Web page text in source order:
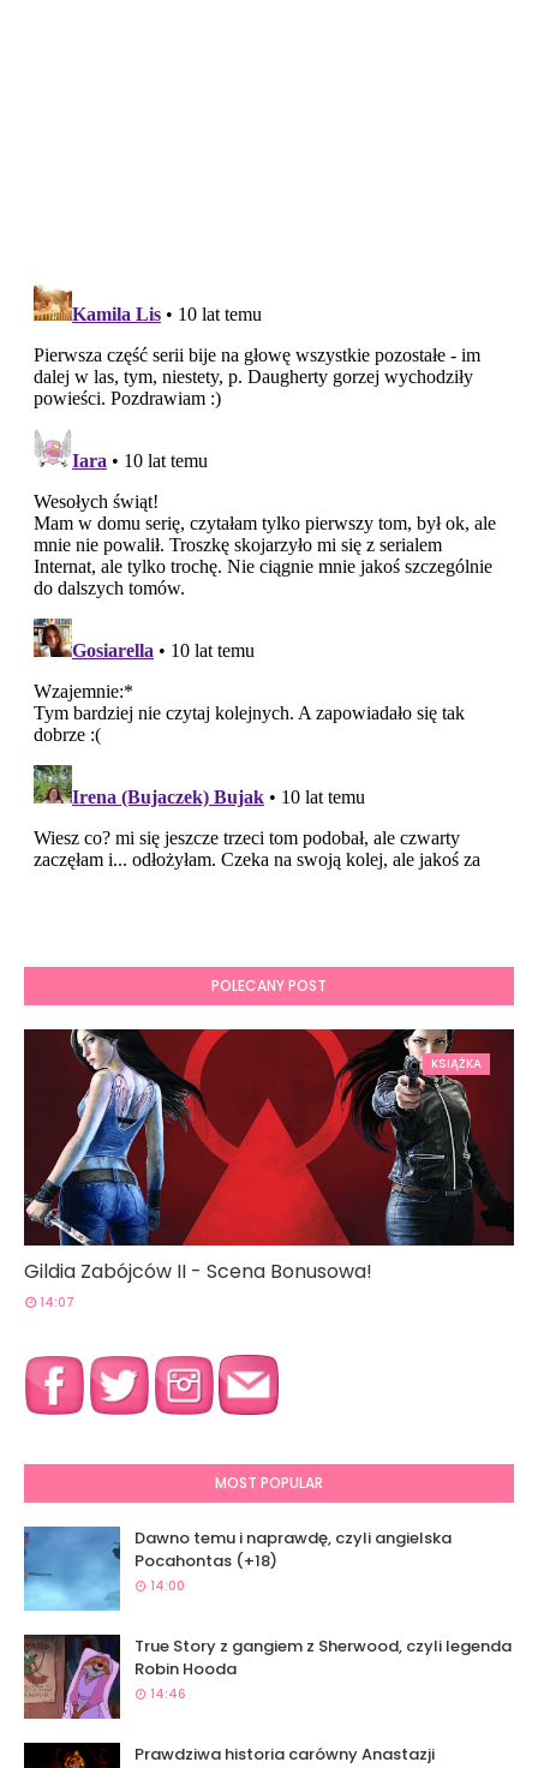
POLECANY POST
KSIĄŻKA
Gildia Zabójców II - Scena Bonusowa!
14:07
MOST POPULAR
Dawno temu i naprawdę, czyli angielska
Pocahontas (+18)
14:00
True Story z gangiem z Sherwood, czyli legenda
Robin Hooda
14:46
Prawdziwa historia carówny Anastazji